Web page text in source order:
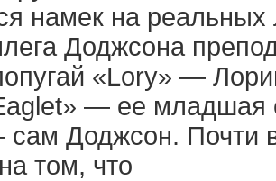
намек на
Доджсона
«Lory» —
— ее младшая
Доджсон. Почти
том, что